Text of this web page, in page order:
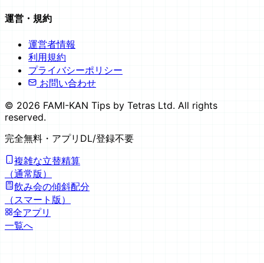
運営・規約
運営者情報
利用規約
プライバシーポリシー
お問い合わせ
© 2026 FAMI-KAN Tips by Tetras Ltd. All rights
reserved.
完全無料 ・アプリDL/登録不要
複雑な立替精算
（通常版）
飲み会の傾斜配分
（スマート版）
全アプリ
一覧へ